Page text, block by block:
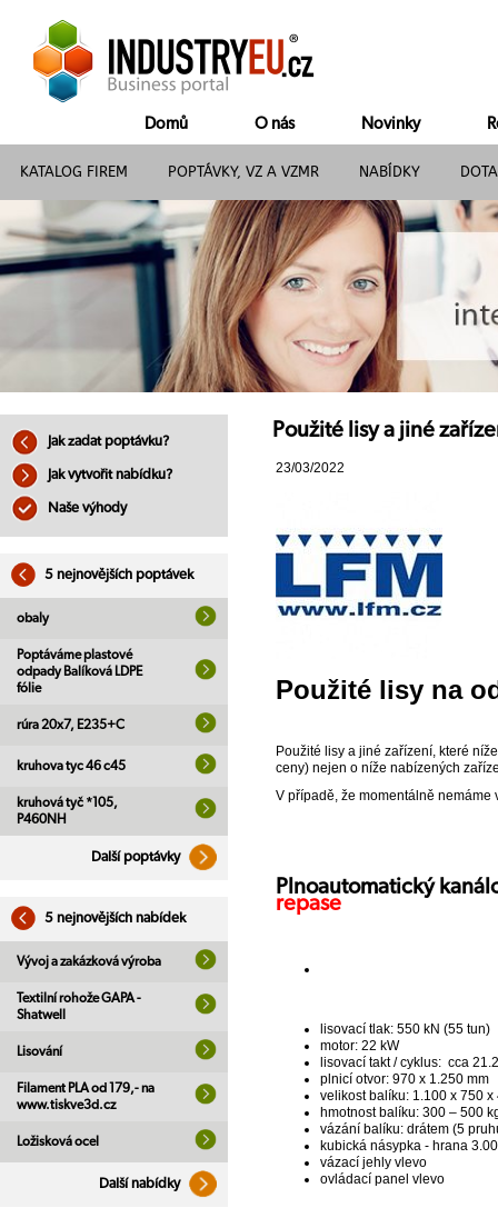
Domů O nás Novinky
KATALOG FIREM POPTÁVKY, VZ A VZMR NABÍDKY
Jak zadat poptávku?
Jak vytvořit nabídku?
Naše výhody
5 nejnovějších poptávek
obaly
Poptáváme plastové
odpady Balíková LDPE
fólie
rúra 20x7, E235+C
kruhova tyc 46 c45
kruhová tyč *105,
P460NH
Další poptávky
5 nejnovějších nabídek
Vývoj a zakázková výroba
Textilní rohože GAPA -
Shatwell
Lisování
Filament PLA od 179,- na
www.tiskve3d.cz
Ložisková ocel
Další nabídky
Použité lisy a jiné
23/03/2022
Použité lisy na
Použité lisy a jiné zařízení, které
ceny) nejen o níže nabízených
V případě, že momentálně nemáme
Plnoautomatický
repase
lisovací tlak: 550 kN (55 tun)
motor: 22 kW
lisovací takt / cyklus: cca
plnicí otvor: 970 x 1.250 mm
velikost balíku: 1.100 x 750 x
hmotnost balíku: 300 – 500
vázání balíku: drátem (5
kubická násypka - hrana
vázací jehly vlevo
ovládací panel vlevo